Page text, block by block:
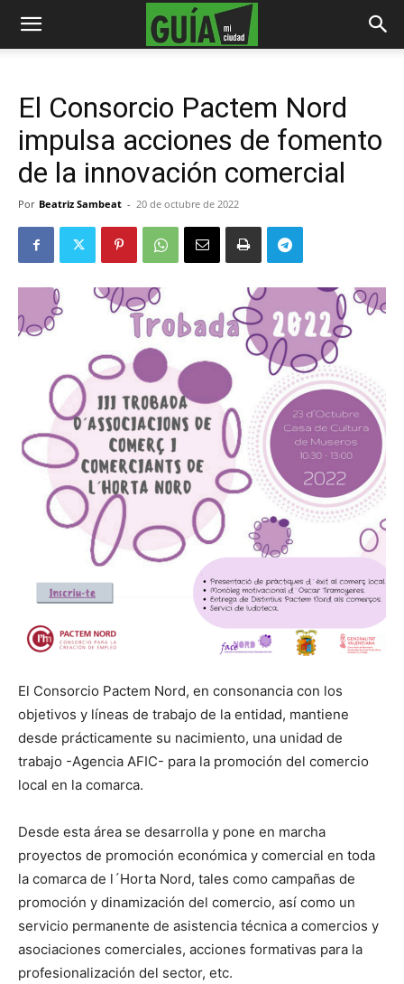
El Consorcio Pactem Nord
impulsa acciones de fomento
de la innovación comercial
Por Beatriz Sambeat - 20 de octubre de 2022
El Consorcio Pactem Nord, en consonancia con los
objetivos y líneas de trabajo de la entidad, mantiene
desde prácticamente su nacimiento, una unidad de
trabajo -Agencia AFIC- para la promoción del comercio
local en la comarca.
Desde esta área se desarrolla y pone en marcha
proyectos de promoción económica y comercial en toda
la comarca de l´Horta Nord, tales como campañas de
promoción y dinamización del comercio, así como un
servicio permanente de asistencia técnica a comercios y
asociaciones comerciales, acciones formativas para la
profesionalización del sector, etc.